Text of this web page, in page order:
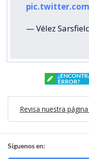
— Vélez
ERROR?
Revisa nuestra
Síguenos en: